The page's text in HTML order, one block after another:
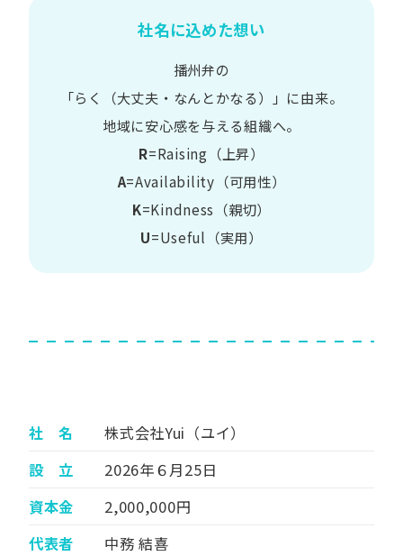
社名に込めた想い
播州弁の
​「らく​（大丈夫・なんとかなる）」に​由来。
地域に​安心感を​与える​組織へ。
R=Raising（上昇）
A=Availability​（可用性）
K=Kindness​（親切）
U=Useful​（実用）​
社 名
株式会社Yui（ユイ）
設 立
2026年６月25日
資本金
2,000,000円
代表者
中務 結喜